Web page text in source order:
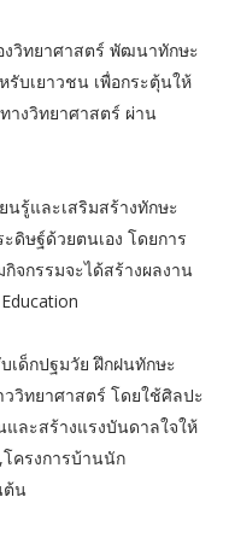
งวิทยาศาสตร์ พัฒนาทักษะ
บเยาวชน เพื่อกระตุ้นให้
างวิทยาศาสตร์ ผ่าน
นรู้และเสริมสร้างทักษะ
ดิษฐ์ด้วยตนเอง โดยการ
จกรรมจะได้สร้างผลงาน
เด็กปฐมวัย ฝึกฝนทักษะ
ววิทยาศาสตร์ โดยใช้ศิลปะ
ละสร้างแรงบันดาลใจให้
ครงการบ้านนัก
ต้น